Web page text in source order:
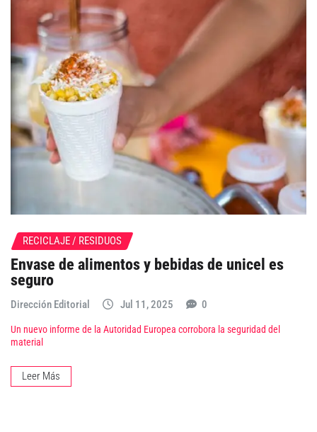
RECICLAJE / RESIDUOS
Envase de alimentos y bebidas de unicel es
seguro
Dirección Editorial Jul 11, 2025 0
Un nuevo informe de la Autoridad Europea corrobora la seguridad del
material
Leer Más